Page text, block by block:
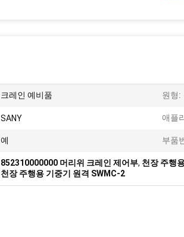
크레인 예비품 원형:
SANY 애플
예 부품
852310000000 머리위 크레인 제어부, 천장 주행
천장 주행용 기중기 원격 SWMC-2